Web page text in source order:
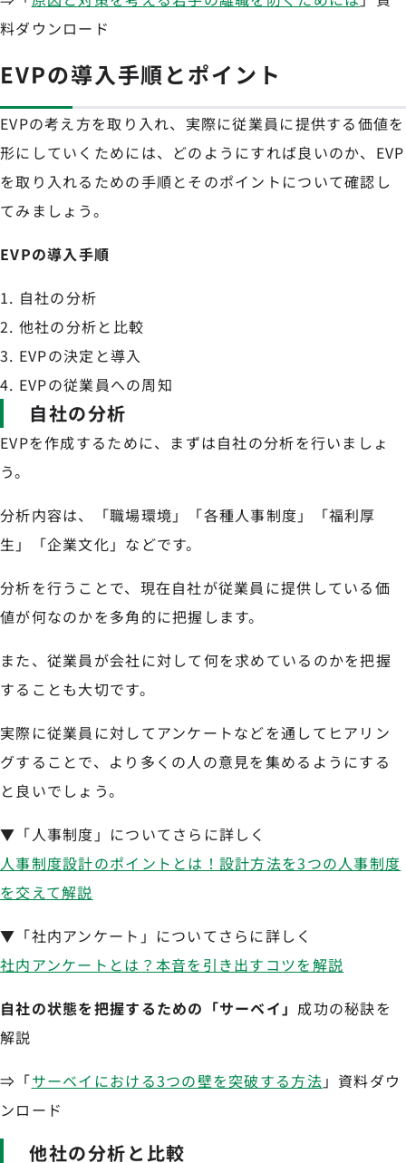
料ダウンロード
EVPの導入手順とポイント
EVPの考え方を取り入れ、実際に従業員に提供する価値を
形にしていくためには、どのようにすれば良いのか、EVP
を取り入れるための手順とそのポイントについて確認し
てみましょう。
EVPの導入手順
自社の分析
他社の分析と比較
EVPの決定と導入
EVPの従業員への周知
自社の分析
EVPを作成するために、まずは自社の分析を行いましょ
う。
分析内容は、「職場環境」「各種人事制度」「福利厚
生」「企業文化」などです。
分析を行うことで、現在自社が従業員に提供している価
値が何なのかを多角的に把握します。
また、従業員が会社に対して何を求めているのかを把握
することも大切です。
実際に従業員に対してアンケートなどを通してヒアリン
グすることで、より多くの人の意見を集めるようにする
と良いでしょう。
▼「人事制度」についてさらに詳しく
人事制度設計のポイントとは！設計方法を3つの人事制度
を交えて解説
▼「社内アンケート」についてさらに詳しく
社内アンケートとは？本音を引き出すコツを解説
自社の状態を把握するための「サーベイ」 成功の秘訣を
解説
⇒「サーベイにおける3つの壁を突破する方法 」資料ダウ
ンロード
他社の分析と比較